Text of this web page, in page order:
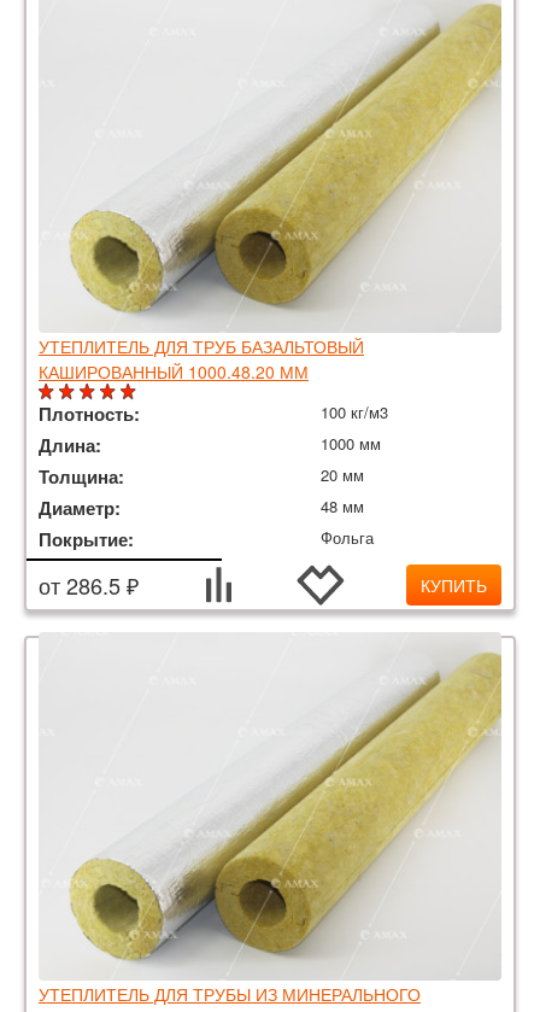
УТЕПЛИТЕЛЬ ДЛЯ ТРУБ БАЗАЛЬТОВЫЙ
КАШИРОВАННЫЙ 1000.48.20 ММ
Плотность: 100 кг/м3
Длина: 1000 мм
Толщина: 20 мм
Диаметр: 48 мм
Покрытие: Фольга
от 286.5 ₽ КУПИТЬ
УТЕПЛИТЕЛЬ ДЛЯ ТРУБЫ ИЗ МИНЕРАЛЬНОГО